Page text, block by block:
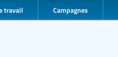
travail Campagnes